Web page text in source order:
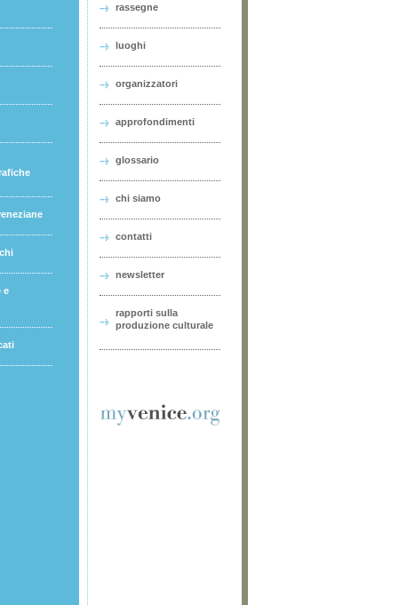
e
rassegne
luoghi
organizzatori
approfondimenti
glossario
chi siamo
contatti
newsletter
rapporti sulla
produzione culturale